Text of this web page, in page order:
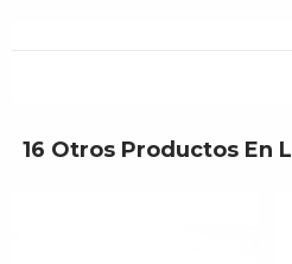
16 Otros Productos En